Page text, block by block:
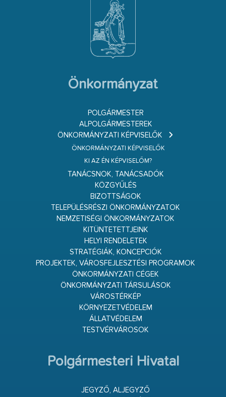
Önkormányzat
POLGÁRMESTER
ALPOLGÁRMESTEREK
ÖNKORMÁNYZATI KÉPVISELŐK
ÖNKORMÁNYZATI KÉPVISELŐK
KI AZ ÉN KÉPVISELŐM?
TANÁCSNOK, TANÁCSADÓK
KÖZGYŰLÉS
BIZOTTSÁGOK
TELEPÜLÉSRÉSZI ÖNKORMÁNYZATOK
NEMZETISÉGI ÖNKORMÁNYZATOK
KITÜNTETETTJEINK
HELYI RENDELETEK
STRATÉGIÁK, KONCEPCIÓK
PROJEKTEK, VÁROSFEJLESZTÉSI PROGRAMOK
ÖNKORMÁNYZATI CÉGEK
ÖNKORMÁNYZATI TÁRSULÁSOK
VÁROSTÉRKÉP
KÖRNYEZETVÉDELEM
ÁLLATVÉDELEM
TESTVÉRVÁROSOK
Polgármesteri Hivatal
JEGYZŐ, ALJEGYZŐ